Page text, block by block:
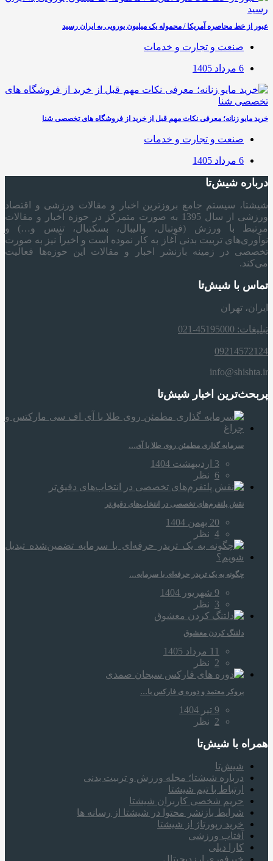
عبور از خط محاصره آمریکا / محموله یک میلیون یورویی به ایران رسید
صنعت و تجارت و خدمات
6 مرداد 1405
خرید مایو زنانه؛ معرفی نکات مهم قبل از خرید از فروشگاه های تخصصی شنا
صنعت و تجارت و خدمات
6 مرداد 1405
درباره شیش‌تا
شیشتا، سیستم جامع بروزترین اخبار و مقالات ورزشی و اقتصاد
ورزشی از سال 1395 به صورت متمرکز در حوزه اخبار و مقالات
مرتبط با ورزش (فوتبال، والیبال، بسکتبال، تنیس و…) و
نوآوری‌های تربیت بدنی آغاز به کار نموده است و اخیراً نیز به صورت
تخصصی در زمینه بازنشر اخبار و مقالات این حوزه‌ها فعالیت
می‌کند.
تماس با شیش‌تا
ایران، تهران
تبلیغات: 45195000-021
09214572124
info@shishta.ir
پربحث‌ترین اخبار شیش‌تا
سرمایه‌ گذاری مطمئن روی طلا با آی…
3 اردیبهشت 1404
6 نظر
نقش پلتفرم‌های تخصصی در انتخاب‌های دقیق‌تر
20 بهمن 1404
4 نظر
چگونه به یک تریدر حرفه‌ای با سرمایه…
9 شهریور 1404
3 نظر
دلتنگ کردن معشوق
11 مرداد 1405
2 نظر
بروکر معتمد و دوره‌ ی فارکس با…
9 تیر 1404
2 نظر
همراه‌ با شیش‌تا
شیش‌تا
درباره شیشتا؛ مجله ورزش و تربیت بدنی
ارتباط با تیم شیشتا
حریم شخصی کاربران شیشتا
شرایط بازنشر محتوا در شیشتا از رسانه ها
خرید رپورتاژ از شیشتا
آفتاب ورزشی
کارا دیلی